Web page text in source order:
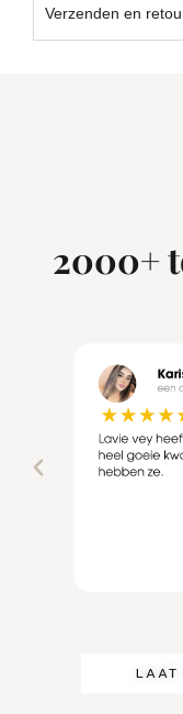
Verzenden en
2000+
LAAT